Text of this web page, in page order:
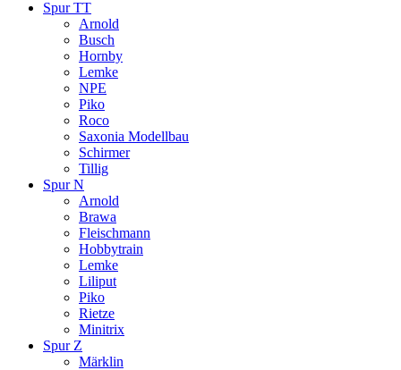
Spur TT
Arnold
Busch
Hornby
Lemke
NPE
Piko
Roco
Saxonia Modellbau
Schirmer
Tillig
Spur N
Arnold
Brawa
Fleischmann
Hobbytrain
Lemke
Liliput
Piko
Rietze
Minitrix
Spur Z
Märklin